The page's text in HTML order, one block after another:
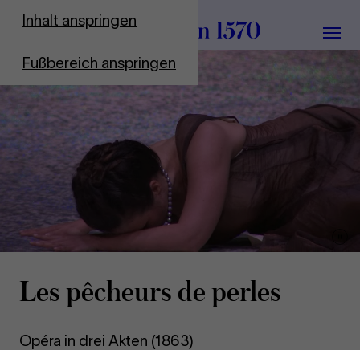
Inhalt anspringen
Fußbereich anspringen
Zur Startseite
Menü
Les pêcheurs de perles
Opéra in drei Akten (1863)